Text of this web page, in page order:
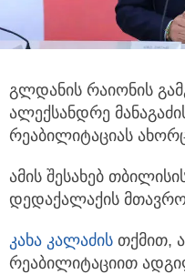
გლდანის რაიონის
ალექსანდრე
რეაბილიტაციას
ამის შესახებ
დედაქალაქის
კახა კალაძის თქმით,
რეაბილიტაციით